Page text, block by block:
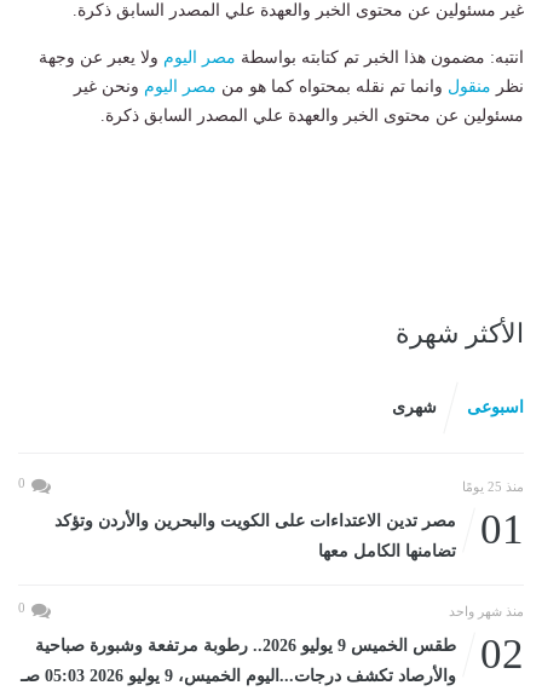
غير مسئولين عن محتوى الخبر والعهدة علي المصدر السابق ذكرة.
انتبه: مضمون هذا الخبر تم كتابته بواسطة مصر اليوم ولا يعبر عن وجهة
نظر منقول وانما تم نقله بمحتواه كما هو من مصر اليوم ونحن غير
مسئولين عن محتوى الخبر والعهدة علي المصدر السابق ذكرة.
الأكثر شهرة
اسبوعى شهرى
منذ 25 يومًا 0
01
مصر تدين الاعتداءات على الكويت والبحرين والأردن وتؤكد
تضامنها الكامل معها
منذ شهر واحد 0
02
طقس الخميس 9 يوليو 2026.. رطوبة مرتفعة وشبورة صباحية
والأرصاد تكشف درجات...اليوم الخميس، 9 يوليو 2026 05:03 صـ